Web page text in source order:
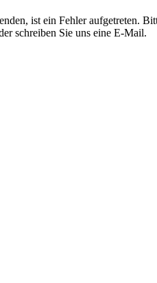
ist ein Fehler aufgetreten.
schreiben Sie uns eine E-Mail.